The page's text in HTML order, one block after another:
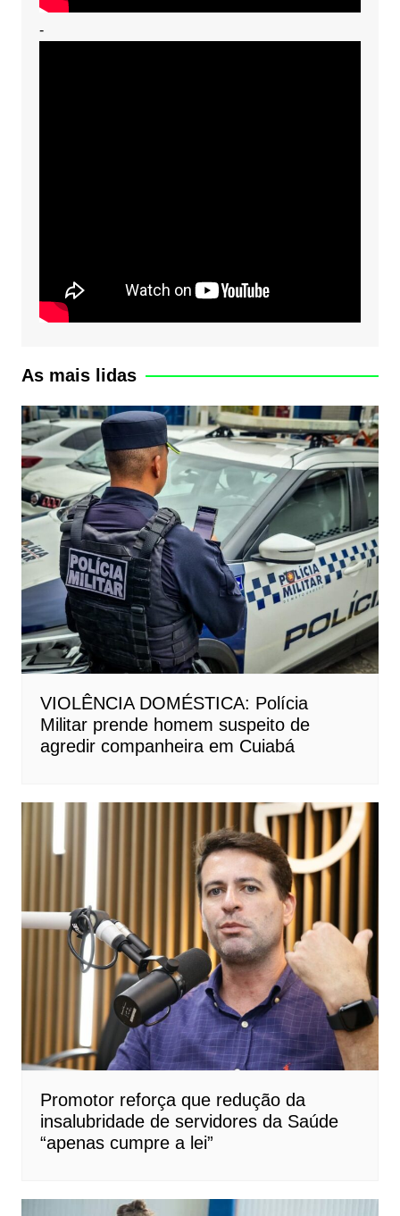
-
As mais lidas
VIOLÊNCIA DOMÉSTICA: Polícia
Militar prende homem suspeito de
agredir companheira em Cuiabá
Promotor reforça que redução da
insalubridade de servidores da Saúde
“apenas cumpre a lei”